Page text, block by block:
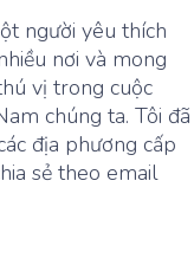
người yêu thích
nơi và mong
vị trong cuộc
chúng ta. Tôi đã
địa phương cấp
sẻ theo email